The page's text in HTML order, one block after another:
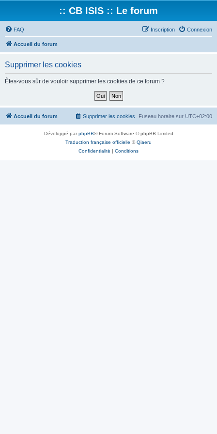
:: CB ISIS :: Le forum
FAQ Connexion
Inscription
Accueil du forum
Supprimer les cookies
Êtes-vous sûr de vouloir supprimer les cookies de ce forum ?
Accueil du forum Fuseau horaire sur UTC+02:00
Supprimer les cookies
Développé parphpBB® Forum Software © phpBB Limited
Traduction française officielle ©Qiaeru
Confidentialité | Conditions